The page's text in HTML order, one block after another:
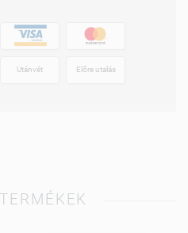
Utánvét Előre utalás